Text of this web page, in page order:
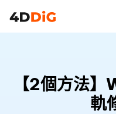
【2個方法
軌